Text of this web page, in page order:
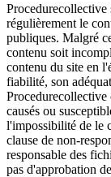
Procedurecollective
régulièrement le
publiques. Malgré
contenu soit
contenu du site en
fiabilité, son
Procedurecollective
causés ou
l'impossibilité de le
clause de non-
responsable des
pas d'approbation